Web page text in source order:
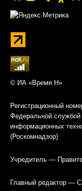
© ИА «Время Н»
Регистрационный
Федеральной службой
информационных
(Роскомнадзор)
Учредитель —
Главный редактор —